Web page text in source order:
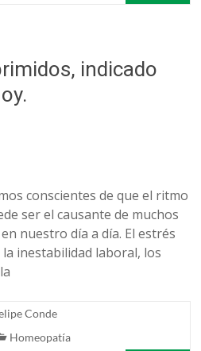
indicado
conscientes de que el ritmo
ser el causante de muchos
nuestro día a día. El estrés
inestabilidad laboral, los
Conde
Homeopatía